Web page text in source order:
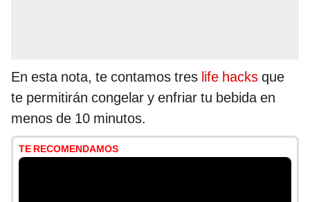
En esta nota, te contamos tres life hacks que
te permitirán congelar y enfriar tu bebida en
menos de 10 minutos.
TE RECOMENDAMOS